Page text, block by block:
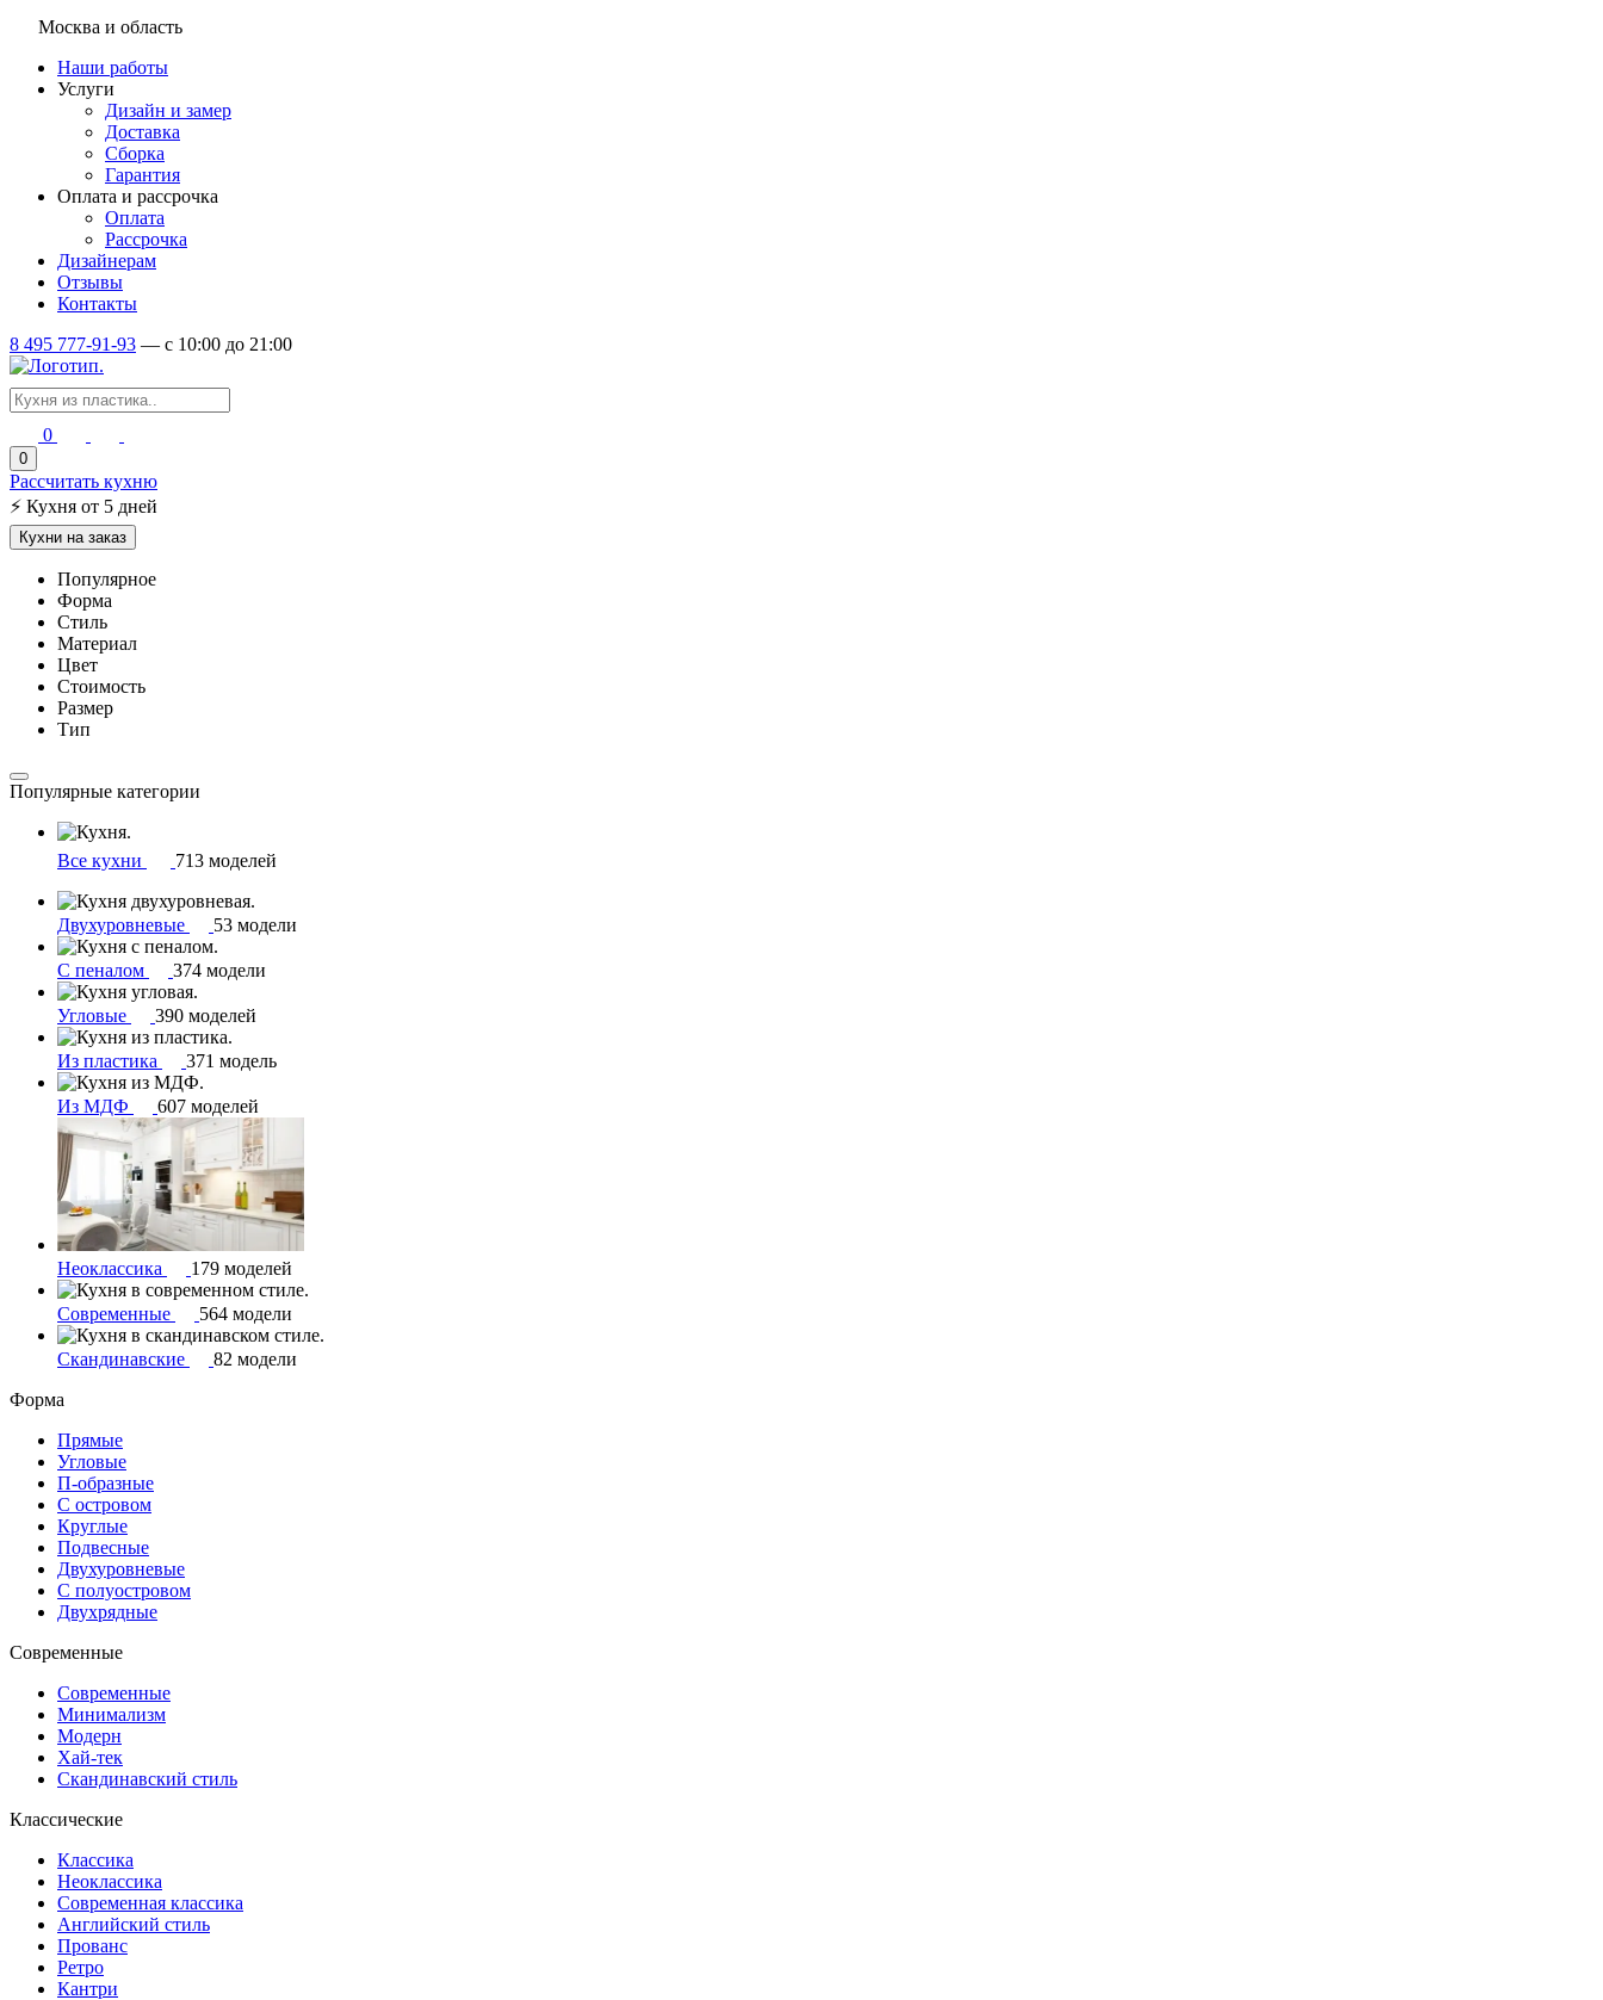
Москва и область
Наши работы
Услуги
Дизайн и замер
Доставка
Сборка
Гарантия
Оплата и рассрочка
Оплата
Рассрочка
Дизайнерам
Отзывы
Контакты
8 495 777-91-93 — c 10:00 до 21:00
0
0
Рассчитать кухню
⚡ Кухня от 5 дней
Кухни на заказ
Популярное
Форма
Стиль
Материал
Цвет
Стоимость
Размер
Тип
Популярные категории
Все кухни 713 моделей
Двухуровневые 53 модели
С пеналом 374 модели
Угловые 390 моделей
Из пластика 371 модель
Из МДФ 607 моделей
Неоклассика 179 моделей
Современные 564 модели
Скандинавские
82 модели
Форма
Прямые
Угловые
П-образные
С островом
Круглые
Подвесные
Двухуровневые
С полуостровом
Двухрядные
Современные
Современные
Минимализм
Модерн
Хай-тек
Скандинавский стиль
Классические
Классика
Неоклассика
Современная классика
Английский стиль
Прованс
Ретро
Кантри